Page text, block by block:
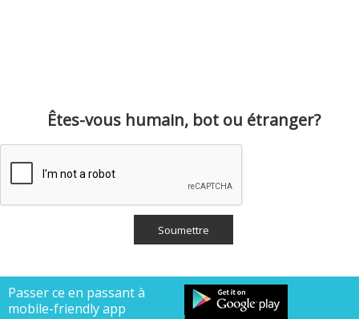
Êtes-vous humain, bot ou étranger?
Passer ce en passant à
mobile-friendly app